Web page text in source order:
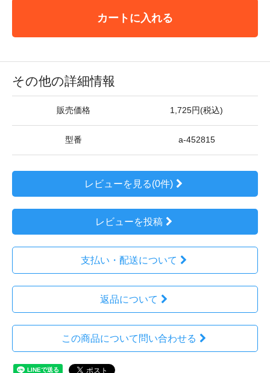
カートに入れる
その他の詳細情報
販売価格 1,725円(税込)
型番 a-452815
レビューを見る(0件)
レビューを投稿
支払い・配送について
返品について
この商品について問い合わせる